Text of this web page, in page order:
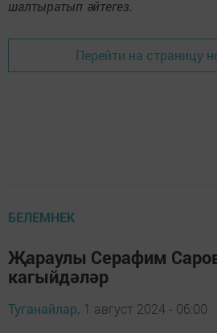
шалтыратып әйтегез.
Перейти на страницу
БЕЛЕМНЕК
Җараулы Серафим
кагыйдәләр
Туганайлар, 1 август 2024 - 06:00